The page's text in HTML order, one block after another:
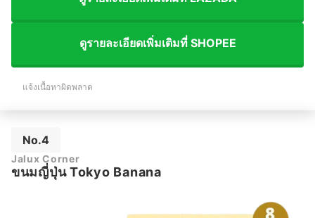
ดูรายละเอียดเพิ่มเติมที่ SHOPEE
แจ้งเนื้อหาผิดพลาด
No.4
Jalux Corner
ขนมญี่ปุ่น Tokyo Banana